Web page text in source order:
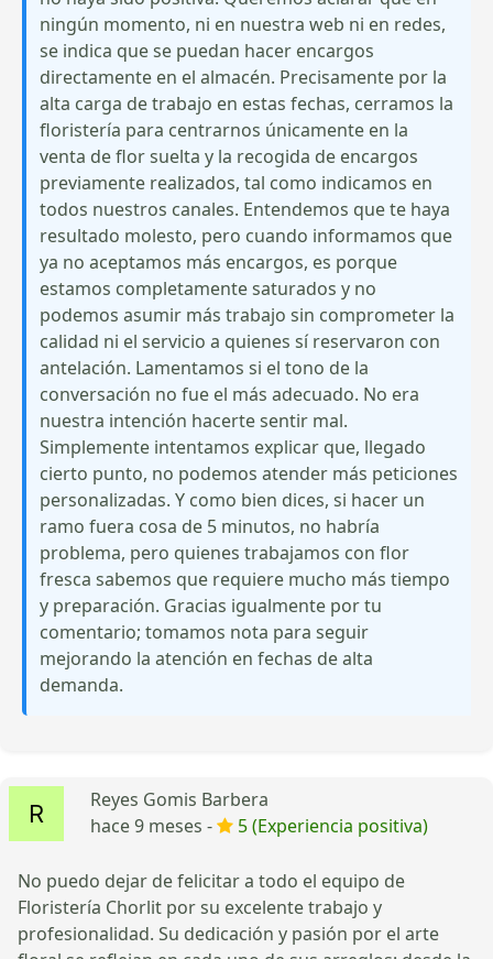
ningún momento, ni en nuestra web ni en redes,
se indica que se puedan hacer encargos
directamente en el almacén. Precisamente por la
alta carga de trabajo en estas fechas, cerramos la
floristería para centrarnos únicamente en la
venta de flor suelta y la recogida de encargos
previamente realizados, tal como indicamos en
todos nuestros canales. Entendemos que te haya
resultado molesto, pero cuando informamos que
ya no aceptamos más encargos, es porque
estamos completamente saturados y no
podemos asumir más trabajo sin comprometer la
calidad ni el servicio a quienes sí reservaron con
antelación. Lamentamos si el tono de la
conversación no fue el más adecuado. No era
nuestra intención hacerte sentir mal.
Simplemente intentamos explicar que, llegado
cierto punto, no podemos atender más peticiones
personalizadas. Y como bien dices, si hacer un
ramo fuera cosa de 5 minutos, no habría
problema, pero quienes trabajamos con flor
fresca sabemos que requiere mucho más tiempo
y preparación. Gracias igualmente por tu
comentario; tomamos nota para seguir
mejorando la atención en fechas de alta
demanda.
Reyes Gomis Barbera
hace 9 meses -
5 (Experiencia positiva)
No puedo dejar de felicitar a todo el equipo de
Floristería Chorlit por su excelente trabajo y
profesionalidad. Su dedicación y pasión por el arte